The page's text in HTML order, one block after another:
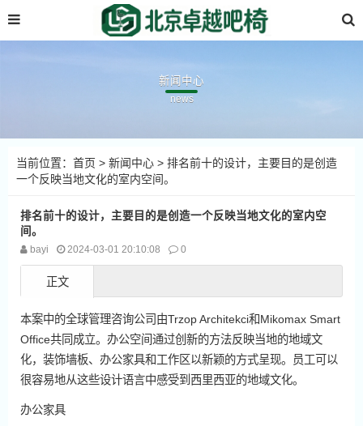
新闻中心
news
当前位置： 首页 > 新闻中心 > 排名前十的设计，主要目的是创造
一个反映当地文化的室内空间。
排名前十的设计，主要目的是创造一个反映当地文化的室内空
间。
bayi 2024-03-01 20:10:08 0
正文
本案中的全球管理咨询公司由Trzop Architekci和Mikomax Smart
Office共同成立。办公空间通过创新的方法反映当地的地域文
化，装饰墙板、办公家具和工作区以新颖的方式呈现。员工可以
很容易地从这些设计语言中感受到西里西亚的地域文化。
办公家具